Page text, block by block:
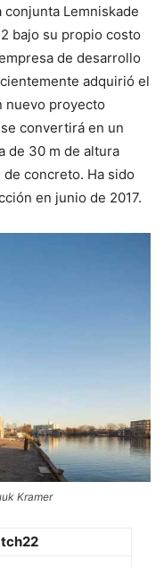
Lemniskade
bajo su propio costo
de desarrollo
adquirió el
nuevo proyecto
convertirá en un
de 30 m de altura
concreto. Ha sido
en junio de 2017.
Kramer